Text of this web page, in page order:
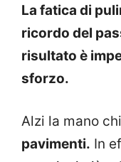
La fatica di
ricordo del
risultato è
sforzo.
Alzi la mano
pavimenti. In